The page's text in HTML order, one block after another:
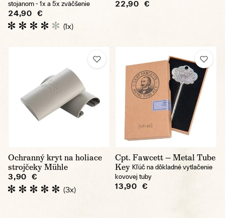
stojanom - 1x a 5x zväčšenie
24,90 €
(1x)
22,90 €
Ochranný kryt na holiace
strojčeky Mühle
3,90 €
(3x)
Cpt. Fawcett — Metal Tube
Key Kľúč na dôkladné vytlačenie
kovovej tuby
13,90 €